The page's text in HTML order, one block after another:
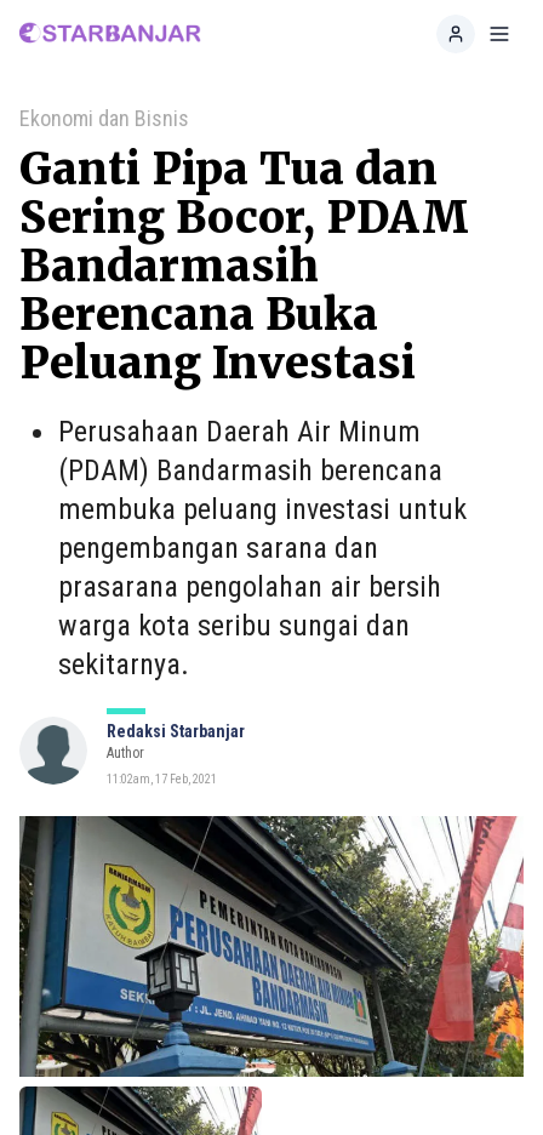
Home
Ekonomi dan Bisnis
Ganti Pipa Tua dan
Sering Bocor, PDAM
Bandarmasih
Berencana Buka
Peluang Investasi
Perusahaan Daerah Air Minum
(PDAM) Bandarmasih berencana
membuka peluang investasi untuk
pengembangan sarana dan
prasarana pengolahan air bersih
warga kota seribu sungai dan
sekitarnya.
Redaksi Starbanjar
Author
11:02am, 17 Feb, 2021